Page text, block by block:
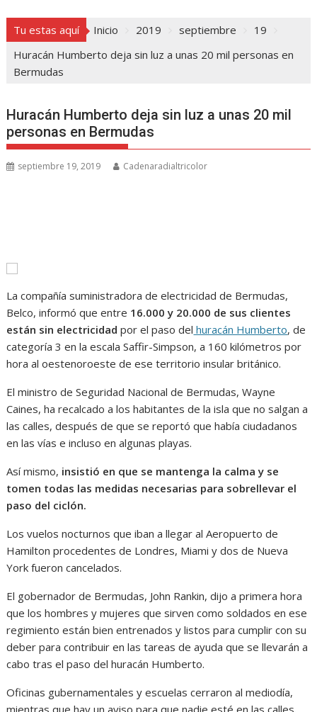
Tu estas aquí Inicio 2019 septiembre
19
Huracán Humberto deja sin luz a unas 20 mil personas en
Bermudas
Huracán Humberto deja sin luz a unas 20 mil
personas en Bermudas
septiembre 19, 2019 Cadenaradialtricolor
La compañía suministradora de electricidad de Bermudas,
Belco, informó que entre 16.000 y 20.000 de sus clientes
están sin electricidad por el paso del huracán Humberto, de
categoría 3 en la escala Saffir-Simpson, a 160 kilómetros por
hora al oestenoroeste de ese territorio insular británico.
El ministro de Seguridad Nacional de Bermudas, Wayne
Caines, ha recalcado a los habitantes de la isla que no salgan a
las calles, después de que se reportó que había ciudadanos
en las vías e incluso en algunas playas.
Así mismo, insistió en que se mantenga la calma y se
tomen todas las medidas necesarias para sobrellevar el
paso del ciclón.
Los vuelos nocturnos que iban a llegar al Aeropuerto de
Hamilton procedentes de Londres, Miami y dos de Nueva
York fueron cancelados.
El gobernador de Bermudas, John Rankin, dijo a primera hora
que los hombres y mujeres que sirven como soldados en ese
regimiento están bien entrenados y listos para cumplir con su
deber para contribuir en las tareas de ayuda que se llevarán a
cabo tras el paso del huracán Humberto.
Oficinas gubernamentales y escuelas cerraron al mediodía,